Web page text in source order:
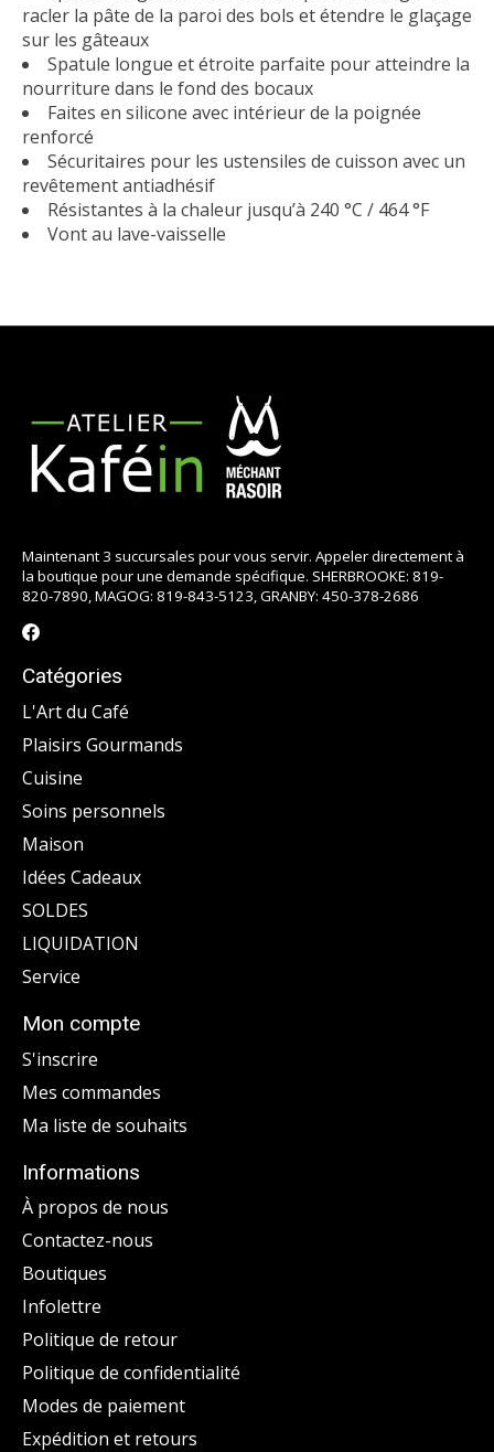
racler la pâte de la paroi des bols et étendre le glaçage
sur les gâteaux
Spatule longue et étroite parfaite pour atteindre la
nourriture dans le fond des bocaux
Faites en silicone avec intérieur de la poignée
renforcé
Sécuritaires pour les ustensiles de cuisson avec un
revêtement antiadhésif
Résistantes à la chaleur jusqu’à 240 °C / 464 °F
Vont au lave-vaisselle
Maintenant 3 succursales pour vous servir. Appeler directement à
la boutique pour une demande spécifique. SHERBROOKE: 819-
820-7890, MAGOG: 819-843-5123, GRANBY: 450-378-2686
Catégories
L'Art du Café
Plaisirs Gourmands
Cuisine
Soins personnels
Maison
Idées Cadeaux
SOLDES
LIQUIDATION
Service
Mon compte
S'inscrire
Mes commandes
Ma liste de souhaits
Informations
À propos de nous
Contactez-nous
Boutiques
Infolettre
Politique de retour
Politique de confidentialité
Modes de paiement
Expédition et retours